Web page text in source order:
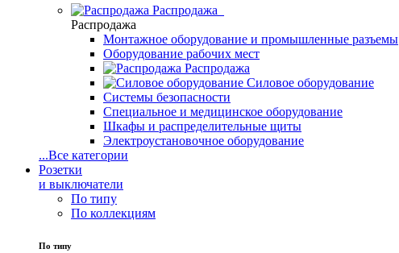
Распродажа
Распродажа
Монтажное оборудование и промышленные разъемы
Оборудование рабочих мест
Распродажа
Силовое оборудование
Системы безопасности
Специальное и медицинское оборудование
Шкафы и распределительные щиты
Электроустановочное оборудование
...Все категории
Розетки
и выключатели
По типу
По коллекциям
По типу